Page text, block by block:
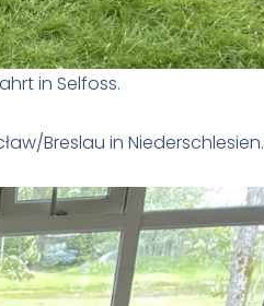
in Selfoss.
Breslau in Niederschlesien.